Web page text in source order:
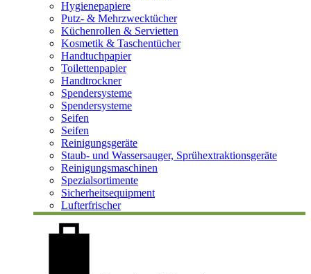
Hygienepapiere
Putz- & Mehrzwecktücher
Küchenrollen & Servietten
Kosmetik & Taschentücher
Handtuchpapier
Toilettenpapier
Handtrockner
Spendersysteme
Spendersysteme
Seifen
Seifen
Reinigungsgeräte
Staub- und Wassersauger, Sprühextraktionsgeräte
Reinigungsmaschinen
Spezialsortimente
Sicherheitsequipment
Lufterfrischer